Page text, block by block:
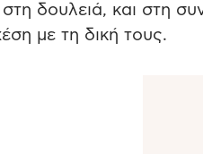
δουλειά, και στη
με τη δική τους.